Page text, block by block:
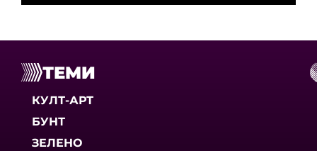
ТЕМИ
КУЛТ-АРТ
БУНТ
ЗЕЛЕНО